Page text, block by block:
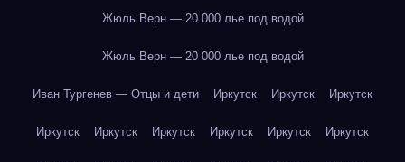
Жюль Верн — 20 000 лье под водой
Жюль Верн — 20 000 лье под водой
Иван Тургенев — Отцы и дети Иркутск Иркутск Иркутск
Иркутск Иркутск Иркутск Иркутск Иркутск Иркутск